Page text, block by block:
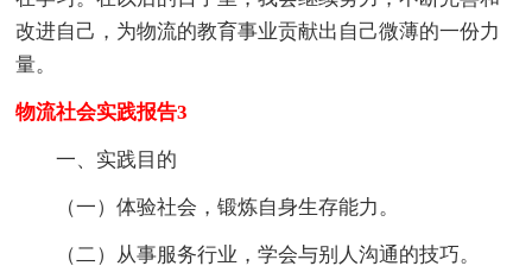
改进自己，为物流的教育事业贡献出自己微薄的一份力
量。
物流社会实践报告3
一、实践目的
（一）体验社会，锻炼自身生存能力。
（二）从事服务行业，学会与别人沟通的技巧。